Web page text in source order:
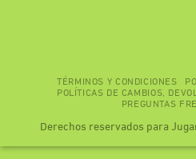
TÉRMINOS Y CONDICIONES
POLÍTICAS DE CAMBIOS,
PREGUNTAS
Derechos reservados para